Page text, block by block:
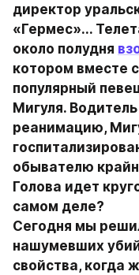
директор
«Гермес»...
около полудня
котором вместе
популярный
Мигуля.
реанимацию,
обывателю
Голова идет
самом деле?
Сегодня мы
нашумевших
свойства, когда